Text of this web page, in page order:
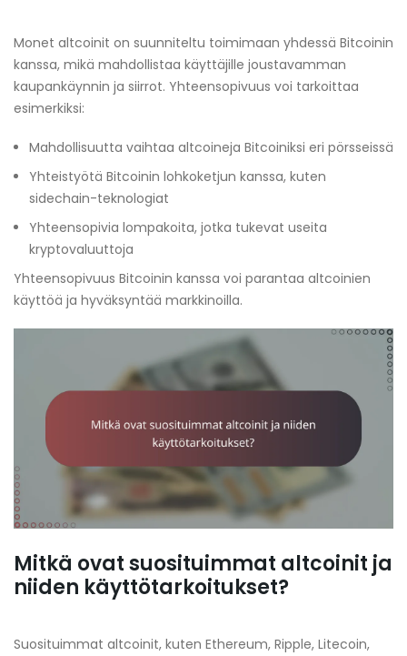
Monet altcoinit on suunniteltu toimimaan yhdessä Bitcoinin
kanssa, mikä mahdollistaa käyttäjille joustavamman
kaupankäynnin ja siirrot. Yhteensopivuus voi tarkoittaa
esimerkiksi:
Mahdollisuutta vaihtaa altcoineja Bitcoiniksi eri pörsseissä
Yhteistyötä Bitcoinin lohkoketjun kanssa, kuten
sidechain-teknologiat
Yhteensopivia lompakoita, jotka tukevat useita
kryptovaluuttoja
Yhteensopivuus Bitcoinin kanssa voi parantaa altcoinien
käyttöä ja hyväksyntää markkinoilla.
Mitkä ovat suosituimmat altcoinit ja
niiden käyttötarkoitukset?
Suosituimmat altcoinit, kuten Ethereum, Ripple, Litecoin,